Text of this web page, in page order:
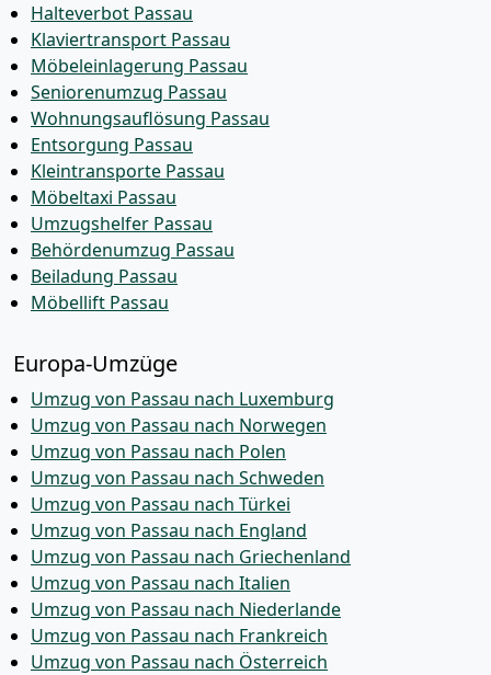
Halteverbot Passau
Klaviertransport Passau
Möbeleinlagerung Passau
Seniorenumzug Passau
Wohnungsauflösung Passau
Entsorgung Passau
Kleintransporte Passau
Möbeltaxi Passau
Umzugshelfer Passau
Behördenumzug Passau
Beiladung Passau
Möbellift Passau
Europa-Umzüge
Umzug von Passau nach Luxemburg
Umzug von Passau nach Norwegen
Umzug von Passau nach Polen
Umzug von Passau nach Schweden
Umzug von Passau nach Türkei
Umzug von Passau nach England
Umzug von Passau nach Griechenland
Umzug von Passau nach Italien
Umzug von Passau nach Niederlande
Umzug von Passau nach Frankreich
Umzug von Passau nach Österreich